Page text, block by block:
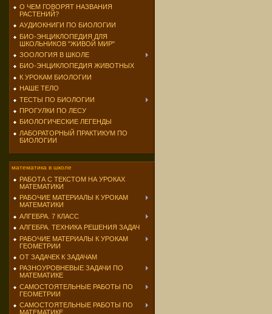
О ЧЕМ ГОВОРЯТ НАЗВАНИЯ
РАСТЕНИЙ?
АУДИОКНИГИ ПО БИОЛОГИИ
БИО-ЭНЦИКЛОПЕДИЯ ДЛЯ
ШКОЛЬНИКОВ "ЖИВОЙ МИР"
ЗООЛОГИЯ В ШКОЛЕ
БИО-ЭНЦИКЛОПЕДИЯ ЖИВОТНЫХ
К УРОКАМ БИОЛОГИИ
НАШЕ ТЕЛО
ТЕСТЫ ПО БИОЛОГИИ
ПРОГУЛКИ ПО ЛЕСУ
БИОЛОГИЧЕСКИЕ ЛЕГЕНДЫ
ЛАБОРАТОРНЫЙ ПРАКТИКУМ ПО
БИОЛОГИИ
математика в школе
РАБОТА С ТЕКСТОМ НА УРОКАХ
МАТЕМАТИКИ
РАБОЧИЕ МАТЕРИАЛЫ К УРОКАМ
МАТЕМАТИКИ
АЛГЕБРА. 7 КЛАСС
АЛГЕБРА. ТЕХНИКА РЕШЕНИЯ ЗАДАЧ
РАБОЧИЕ МАТЕРИАЛЫ К УРОКАМ
ГЕОМЕТРИИ
ОТ ЗАДАЧЕК К ЗАДАЧАМ
РАЗНОУРОВНЕВЫЕ ЗАДАЧИ ПО
МАТЕМАТИКЕ
САМОСТОЯТЕЛЬНЫЕ РАБОТЫ ПО
ГЕОМЕТРИИ
САМОСТОЯТЕЛЬНЫЕ РАБОТЫ ПО
МАТЕМАТИКЕ